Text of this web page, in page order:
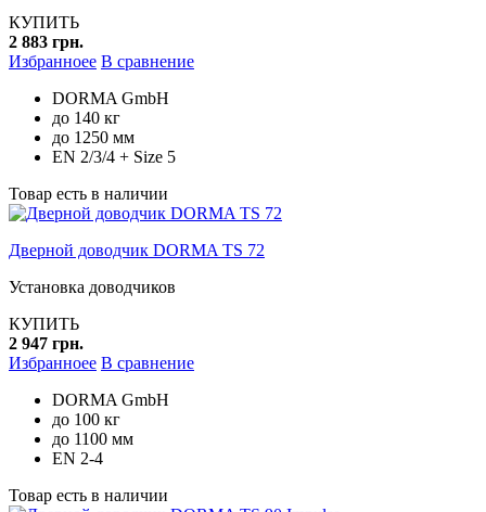
КУПИТЬ
2 883 грн.
Избранноее В сравнение
DORMA GmbH
до 140 кг
до 1250 мм
EN 2/3/4 + Size 5
Товар есть в наличии
Дверной доводчик DORMA TS 72
Установка доводчиков
КУПИТЬ
2 947 грн.
Избранноее В сравнение
DORMA GmbH
до 100 кг
до 1100 мм
EN 2-4
Товар есть в наличии